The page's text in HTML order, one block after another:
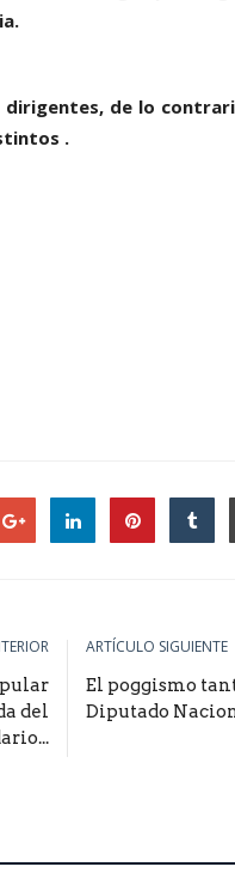
dirigentes, de lo
.
del
ARTÍCULO SIGUIENTE
El poggismo
Diputado